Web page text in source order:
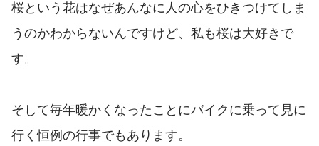
桜という花はなぜあんなに人の心をひきつけてしま
うのかわからないんですけど、私も桜は大好きで
す。
そして毎年暖かくなったことにバイクに乗って見に
行く恒例の行事でもあります。